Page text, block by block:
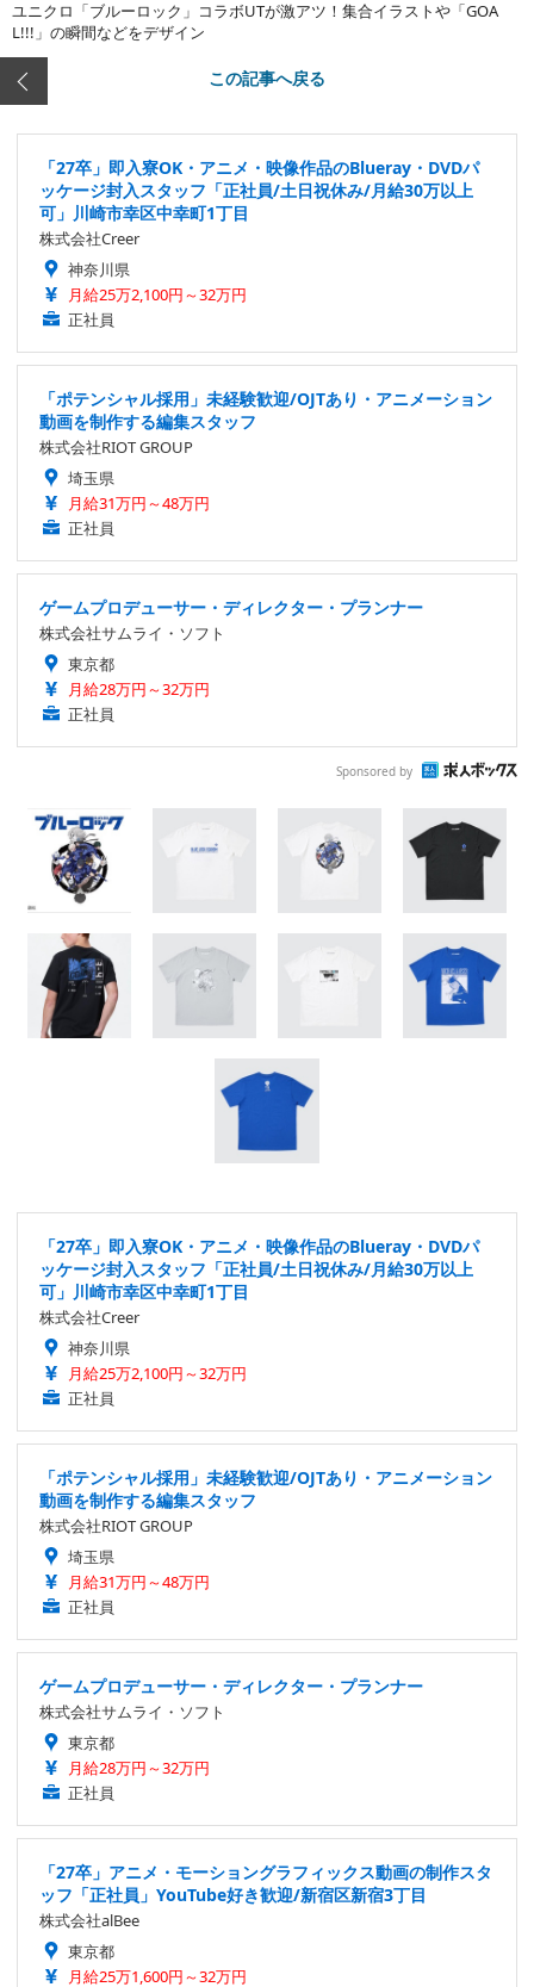
ユニクロ「ブルーロック」コラボUTが激アツ！集合イラストや「GOA
L!!!」の瞬間などをデザイン
この記事へ戻る
「27卒」即入寮OK・アニメ・映像作品のBlueray・DVDパ
ッケージ封入スタッフ「正社員/土日祝休み/月給30万以上
可」川崎市幸区中幸町1丁目
株式会社Creer
神奈川県
月給25万2,100円～32万円
正社員
「ポテンシャル採用」未経験歓迎/OJTあり・アニメーション
動画を制作する編集スタッフ
株式会社RIOT GROUP
埼玉県
月給31万円～48万円
正社員
ゲームプロデューサー・ディレクター・プランナー
株式会社サムライ・ソフト
東京都
月給28万円～32万円
正社員
Sponsored by
「27卒」即入寮OK・アニメ・映像作品のBlueray・DVDパ
ッケージ封入スタッフ「正社員/土日祝休み/月給30万以上
可」川崎市幸区中幸町1丁目
株式会社Creer
神奈川県
月給25万2,100円～32万円
正社員
「ポテンシャル採用」未経験歓迎/OJTあり・アニメーション
動画を制作する編集スタッフ
株式会社RIOT GROUP
埼玉県
月給31万円～48万円
正社員
ゲームプロデューサー・ディレクター・プランナー
株式会社サムライ・ソフト
東京都
月給28万円～32万円
正社員
「27卒」アニメ・モーショングラフィックス動画の制作スタ
ッフ「正社員」YouTube好き歓迎/新宿区新宿3丁目
株式会社alBee
東京都
月給25万1,600円～32万円